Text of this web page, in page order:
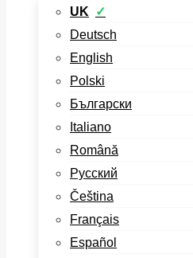
UK
Deutsch
English
Polski
Български
Italiano
Română
Русский
Čeština
Français
Español